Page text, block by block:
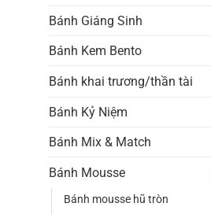
Bánh Giáng Sinh
Bánh Kem Bento
Bánh khai trương/thần tài
Bánh Kỷ Niệm
Bánh Mix & Match
Bánh Mousse
Bánh mousse hũ tròn